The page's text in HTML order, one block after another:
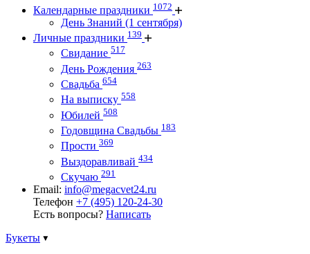
Календарные праздники 1072
День Знаний (1 сентября)
Личные праздники 139
Свидание 517
День Рождения 263
Свадьба 654
На выписку 558
Юбилей 508
Годовщина Свадьбы 183
Прости 369
Выздоравливай 434
Скучаю 291
Email: info@megacvet24.ru
Телефон +7 (495) 120-24-30
Есть вопросы? Написать
Букеты